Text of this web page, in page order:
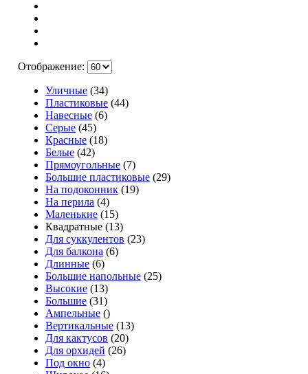
Отображение:
Уличные(34)
Пластиковые(44)
Навесные(6)
Серые(45)
Красные(18)
Белые(42)
Прямоугольные(7)
Большие пластиковые(29)
На подоконник(19)
На перила (4)
Маленькие(15)
Квадратные (13)
Для суккулентов (23)
Для балкона (6)
Длинные(6)
Большие напольные(25)
Высокие(13)
Большие(31)
Ампельные()
Вертикальные(13)
Для кактусов (20)
Для орхидей (26)
Под окно(4)